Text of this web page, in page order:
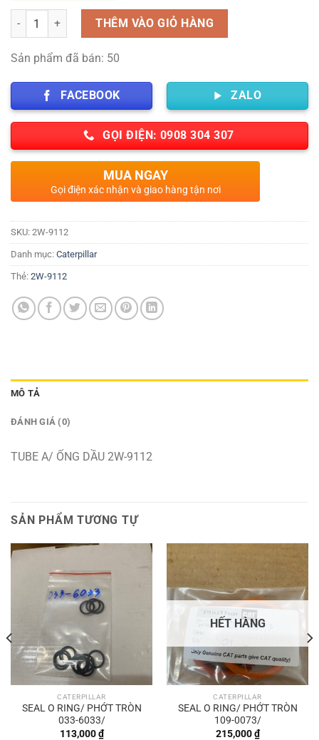
Số lượng THÊM VÀO GIỎ HÀNG
Sản phẩm đã bán: 50
FACEBOOK ZALO
GỌI ĐIỆN: 0908 304 307
MUA NGAY
Gọi điện xác nhận và giao hàng tận nơi
SKU: 2W-9112
Danh mục: Caterpillar
Thẻ: 2W-9112
MÔ TẢ
ĐÁNH GIÁ (0)
TUBE A/ ỐNG DẦU 2W-9112
SẢN PHẨM TƯƠNG TỰ
CATERPILLAR
SEAL O RING/ PHỚT TRÒN
033-6033/
113,000₫
HẾT HÀNG
CATERPILLAR
SEAL O RING/ PHỚT TRÒN
109-0073/
215,000₫